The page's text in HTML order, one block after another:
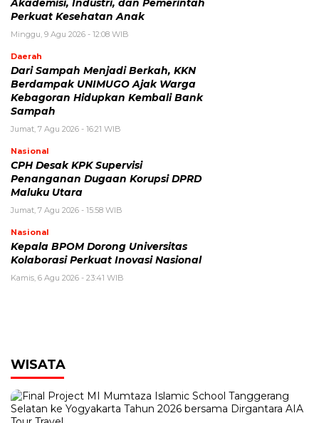
Akademisi, Industri, dan Pemerintah
Perkuat Kesehatan Anak
Minggu, 9 Agu 2026 - 12:08 WIB
Daerah
Dari Sampah Menjadi Berkah, KKN
Berdampak UNIMUGO Ajak Warga
Kebagoran Hidupkan Kembali Bank
Sampah
Jumat, 7 Agu 2026 - 16:21 WIB
Nasional
CPH Desak KPK Supervisi
Penanganan Dugaan Korupsi DPRD
Maluku Utara
Jumat, 7 Agu 2026 - 15:58 WIB
Nasional
Kepala BPOM Dorong Universitas
Kolaborasi Perkuat Inovasi Nasional
Kamis, 6 Agu 2026 - 23:41 WIB
WISATA